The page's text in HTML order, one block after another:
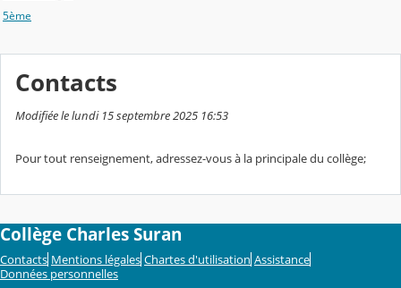
5ème
Contacts
Modifiée le lundi 15 septembre 2025 16:53
Pour tout renseignement, adressez-vous à la principale du collège;
Collège Charles Suran
Contacts Mentions légales Chartes d'utilisation Assistance
Données personnelles